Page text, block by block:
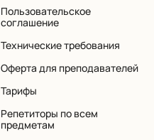
Пользовательское
соглашение
Технические требования
Оферта для преподавателей
Тарифы
Репетиторы по всем
предметам